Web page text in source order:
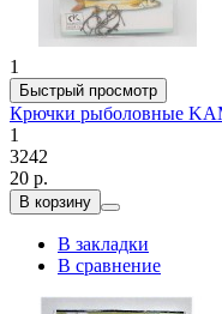
1
Быстрый просмотр
Крючки рыболовные
1
3242
20 р.
В корзину
В закладки
В сравнение